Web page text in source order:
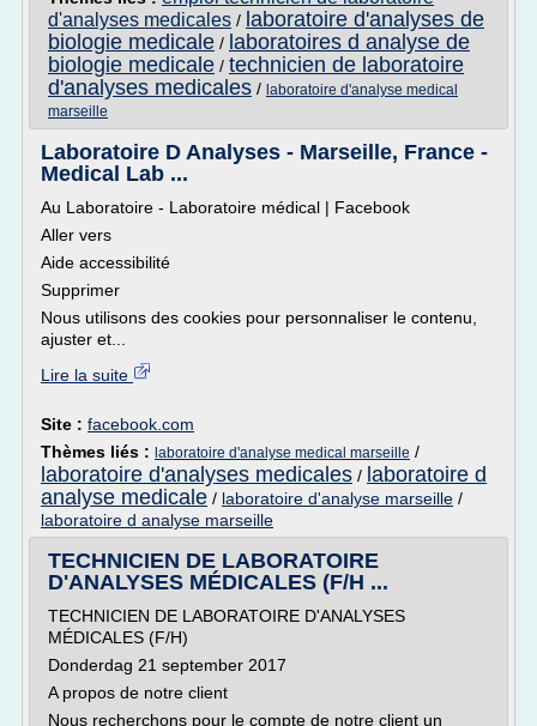
d'analyses medicales / laboratoire d'analyses de
biologie medicale / laboratoires d analyse de
biologie medicale / technicien de laboratoire
d'analyses medicales / laboratoire d'analyse medical
marseille
Laboratoire D Analyses - Marseille, France -
Medical Lab ...
Au Laboratoire - Laboratoire médical | Facebook
Aller vers
Aide accessibilité
Supprimer
Nous utilisons des cookies pour personnaliser le contenu,
ajuster et...
Lire la suite
Site : facebook.com
Thèmes liés : laboratoire d'analyse medical marseille /
laboratoire d'analyses medicales / laboratoire d
analyse medicale / laboratoire d'analyse marseille /
laboratoire d analyse marseille
TECHNICIEN DE LABORATOIRE
D'ANALYSES MÉDICALES (F/H ...
TECHNICIEN DE LABORATOIRE D'ANALYSES
MÉDICALES (F/H)
Donderdag 21 september 2017
A propos de notre client
Nous recherchons pour le compte de notre client un